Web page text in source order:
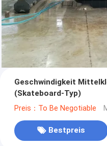
Geschwindigkeit
(Skateboard-Typ)
Preis：To Be Negotiable
Bestpreis